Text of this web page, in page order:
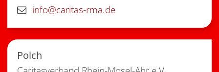
info@caritas-rma.de
Polch